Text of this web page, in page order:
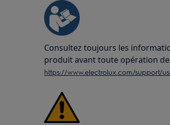
Consultez toujours les
produit avant toute opération
https://www.electrolux.com/support/